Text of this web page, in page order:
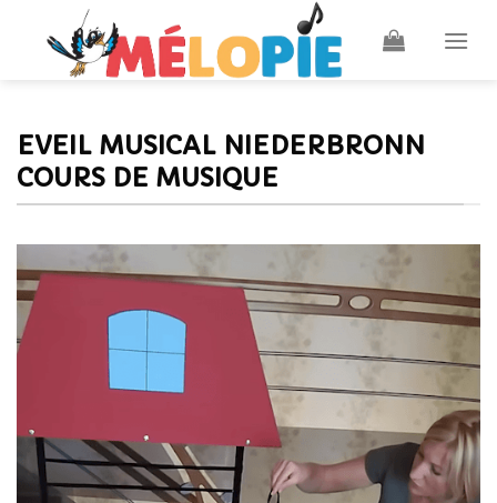
EVEIL MUSICAL NIEDERBRONN
COURS DE MUSIQUE